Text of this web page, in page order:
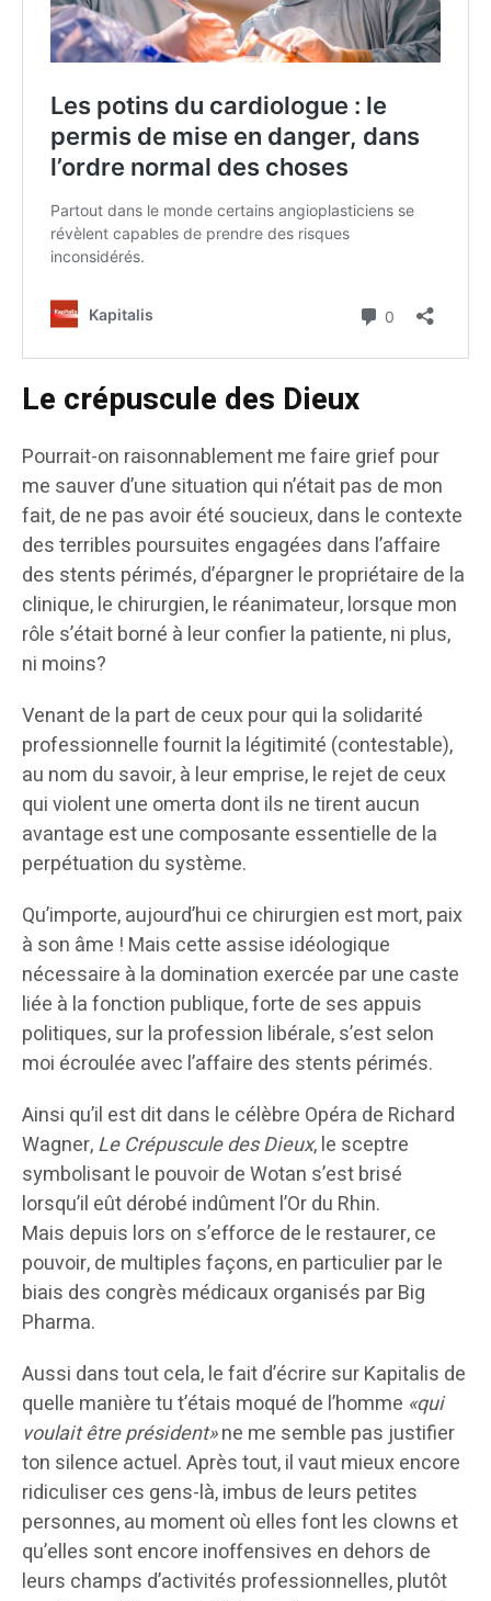
Le crépuscule des Dieux
Pourrait-on raisonnablement me faire grief pour
me sauver d’une situation qui n’était pas de mon
fait, de ne pas avoir été soucieux, dans le contexte
des terribles poursuites engagées dans l’affaire
des stents périmés, d’épargner le propriétaire de la
clinique, le chirurgien, le réanimateur, lorsque mon
rôle s’était borné à leur confier la patiente, ni plus,
ni moins?
Venant de la part de ceux pour qui la solidarité
professionnelle fournit la légitimité (contestable),
au nom du savoir, à leur emprise, le rejet de ceux
qui violent une omerta dont ils ne tirent aucun
avantage est une composante essentielle de la
perpétuation du système.
Qu’importe, aujourd’hui ce chirurgien est mort, paix
à son âme ! Mais cette assise idéologique
nécessaire à la domination exercée par une caste
liée à la fonction publique, forte de ses appuis
politiques, sur la profession libérale, s’est selon
moi écroulée avec l’affaire des stents périmés.
Ainsi qu’il est dit dans le célèbre Opéra de Richard
Wagner,Le Crépuscule des Dieux, le sceptre
symbolisant le pouvoir de Wotan s’est brisé
lorsqu’il eût dérobé indûment l’Or du Rhin.
Mais depuis lors on s’efforce de le restaurer, ce
pouvoir, de multiples façons, en particulier par le
biais des congrès médicaux organisés par Big
Pharma.
Aussi dans tout cela, le fait d’écrire sur Kapitalis de
quelle manière tu t’étais moqué de l’homme «qui
voulait être président»ne me semble pas justifier
ton silence actuel. Après tout, il vaut mieux encore
ridiculiser ces gens-là, imbus de leurs petites
personnes, au moment où elles font les clowns et
qu’elles sont encore inoffensives en dehors de
leurs champs d’activités professionnelles, plutôt